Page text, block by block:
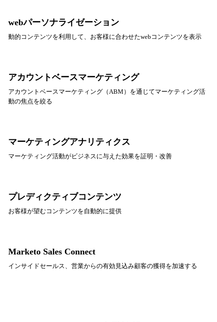
webパーソナライゼーション
動的コンテンツを利用して、お客様に合わせたwebコンテンツを表示
アカウントベースマーケティング
アカウントベースマーケティング（ABM）を通じてマーケティング活
動の焦点を絞る
マーケティングアナリティクス
マーケティング活動がビジネスに与えた効果を証明・改善
プレディクティブコンテンツ
お客様が望むコンテンツを自動的に提供
Marketo Sales Connect
インサイドセールス、営業からの有効見込み顧客の獲得を加速する